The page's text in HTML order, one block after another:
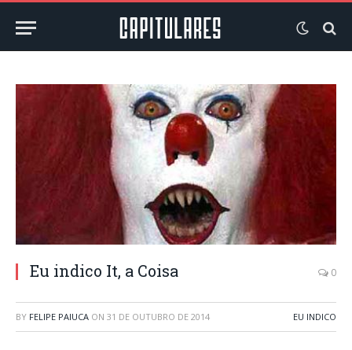
Eu indico It, a Coisa 0
BY FELIPE PAIUCA ON 31 DE OUTUBRO DE 2014 EU INDICO